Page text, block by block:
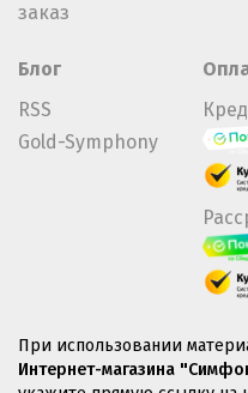
заказ
Блог
RSS
Gold-Symphony
При использовании
Интернет-магазина